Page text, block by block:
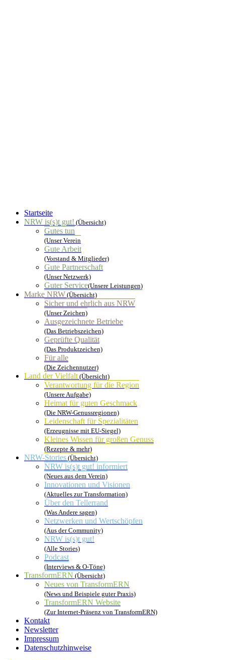
Startseite
NRW is(s)t gut! (Übersicht)
Gutes tun
(Unser Verein
Gute Arbeit
(Vorstand & Mitglieder)
Gute Partnerschaft
(Unser Netzwerk)
Guter Service(Unsere Leistungen)
Marke NRW (Übersicht)
Sicher und ehrlich aus NRW
(Unser Zeichen)
Ausgezeichnete Betriebe
(Das Betriebszeichen)
Geprüfte Qualität
(Das Produktzeichen)
Für alle
(Die Zeichennutzer)
Land der Vielfalt(Übersicht)
Verantwortung für die Region
(Unsere Aufgabe)
Heimat für guten Geschmack
(Die NRW-Genussregionen)
Leidenschaft für Spezialitäten
(Erzeugnisse mit EU-Siegel)
Kleines Wissen für großen Genuss
(Rezepte & mehr)
NRW-Stories (Übersicht)
NRW is(s)t gut! informiert
(Neues aus dem Verein)
Innovationen und Visionen
(Aktuelles zur Transformation)
Über den Tellerrand
(Was Andere sagen)
Netzwerken und Wertschöpfen
(Aus der Community)
NRW is(s)t gut!
(Alle Stories)
Podcast
(Interviews & O-Töne)
TransformERN (Übersicht)
Neues von TransformERN
(News und Beispiele guter Praxis)
TransformERN Website
(Zur Internet-Präsenz von TransformERN)
Kontakt
Newsletter
Impressum
Datenschutzhinweise